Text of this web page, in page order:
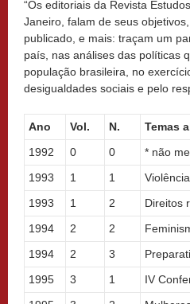
“Os editoriais da Revista
Janeiro, falam de seus
publicado, e mais: traçam um
país, nas análises das políticas
população brasileira, no
desigualdades sociais e pelo
Ano Vol. N.
Temas
1992
0 0
* não
1993
1 1
1993
1 2
Direitos
1994
2 2
1994
2 3
1995
3 1
IV